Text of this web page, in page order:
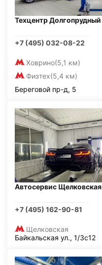
Техцентр Долгопрудный
+7 (495) 032-08-22
Ховрино(5,1 км)
Физтех(5,4 км)
Береговой пр-д, 5
Автосервис Щелковская
+7 (495) 162-90-81
Щелковская
Байкальская ул., 1/3с12